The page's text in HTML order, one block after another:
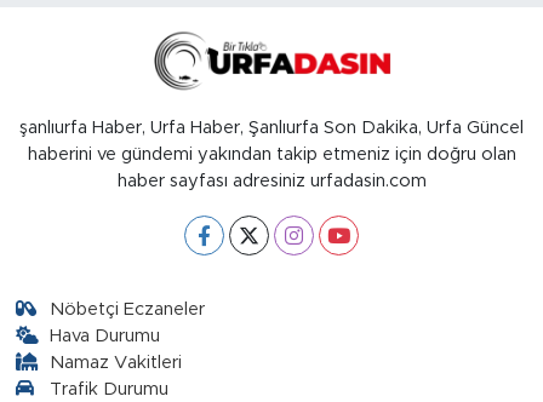
şanlıurfa Haber, Urfa Haber, Şanlıurfa Son Dakika, Urfa Güncel
haberini ve gündemi yakından takip etmeniz için doğru olan
haber sayfası adresiniz urfadasin.com
Nöbetçi Eczaneler
Hava Durumu
Namaz Vakitleri
Trafik Durumu